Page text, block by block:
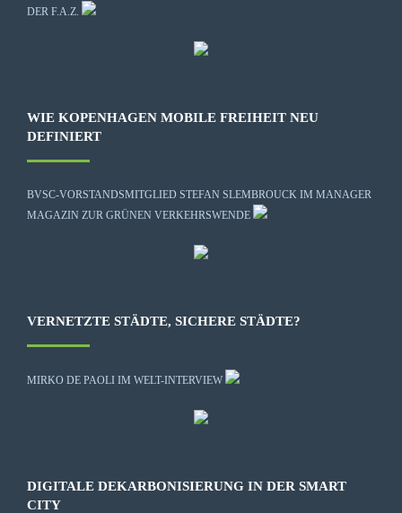
DER F.A.Z.
WIE KOPENHAGEN MOBILE FREIHEIT NEU
DEFINIERT
BVSC-VORSTANDSMITGLIED STEFAN SLEMBROUCK IM MANAGER
MAGAZIN ZUR GRÜNEN VERKEHRSWENDE
VERNETZTE STÄDTE, SICHERE STÄDTE?
MIRKO DE PAOLI IM WELT-INTERVIEW
DIGITALE DEKARBONISIERUNG IN DER SMART
CITY